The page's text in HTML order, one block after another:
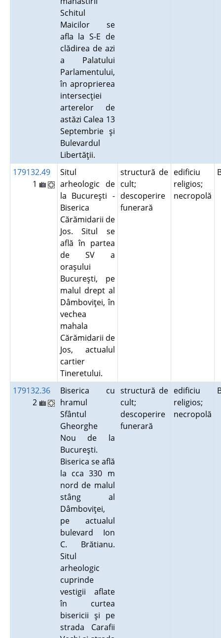
Schitul
Maicilor se
afla la S-E de
clădirea de azi
a Palatului
Parlamentului,
în aproprierea
intersecţiei
arterelor de
astăzi Calea 13
Septembrie şi
Bulevardul
Libertăţii.
179132.49
1
Situl
arheologic de
la Bucureşti -
Biserica
Cărămidarii de
Jos. Situl se
află în partea
de SV a
oraşului
Bucureşti, pe
malul drept al
Dâmboviţei, în
vechea
mahala
Cărămidarii de
Jos, actualul
cartier
Tineretului.
structură de
cult;
descoperire
funerară
edificiu
religios;
necropolă
179132.36
2
Biserica cu
hramul
Sfântul
Gheorghe
Nou de la
Bucureşti.
Biserica se află
la cca 330 m
nord de malul
stâng al
Dâmboviţei,
pe actualul
bulevard Ion
C. Brătianu.
Situl
arheologic
cuprinde
vestigii aflate
în curtea
bisericii şi pe
strada Carafii
structură de
cult;
descoperire
funerară
edificiu
religios;
necropolă